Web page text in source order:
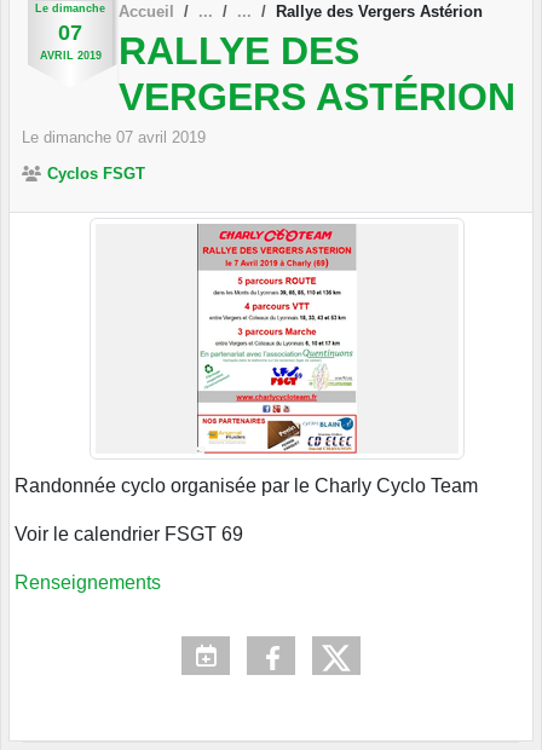
Le dimanche
07
AVRIL 2019
Accueil Rallye des Vergers Astérion
RALLYE DES
VERGERS ASTÉRION
Le dimanche 07 avril 2019
Cyclos FSGT
Randonnée cyclo organisée par le Charly Cyclo Team
Voir le calendrier FSGT 69
Renseignements